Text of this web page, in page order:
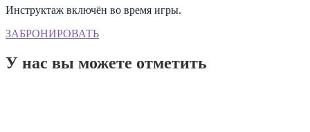
Инструктаж включён во время игры.
ЗАБРОНИРОВАТЬ
У нас вы можете отметить